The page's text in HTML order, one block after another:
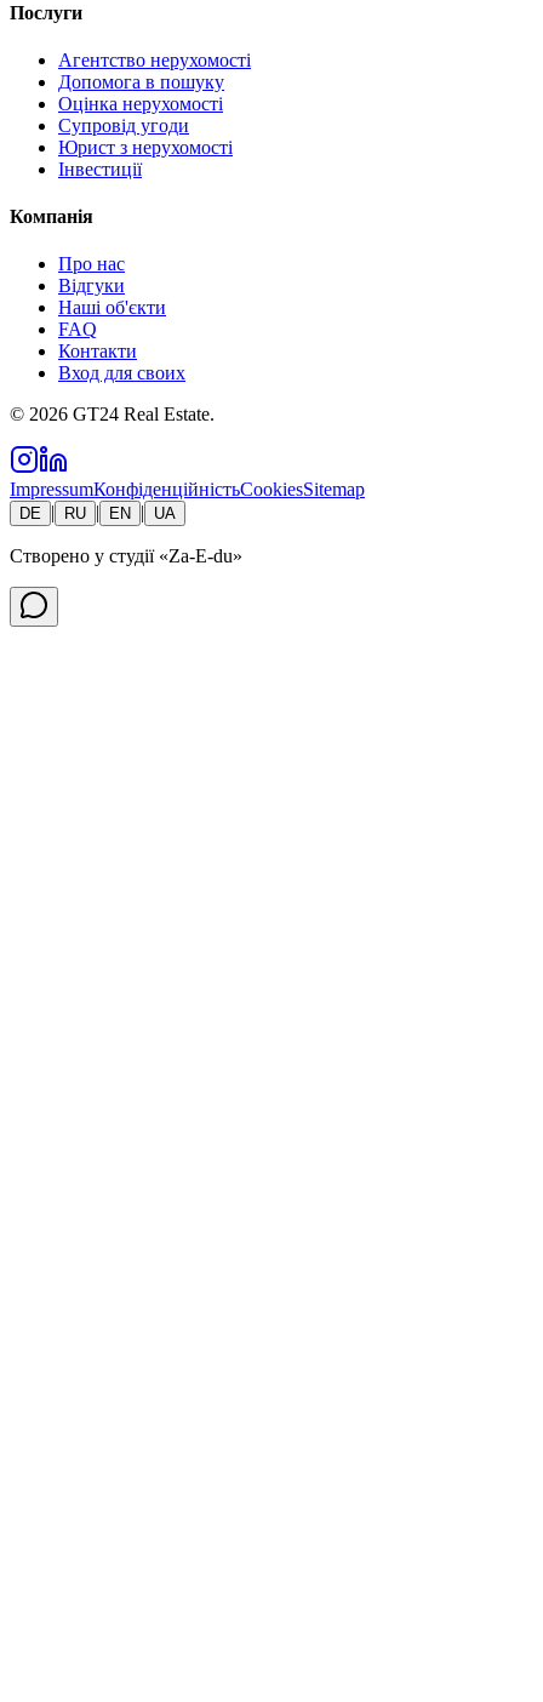
Послуги
Агентство нерухомості
Допомога в пошуку
Оцінка нерухомості
Супровід угоди
Юрист з нерухомості
Інвестиції
Компанія
Про нас
Відгуки
Наші об'єкти
FAQ
Контакти
Вход для своих
© 2026 GT24 Real Estate.
ImpressumКонфіденційністьCookiesSitemap
DE | RU | EN | UA
Створено у студії«Za-E-du»